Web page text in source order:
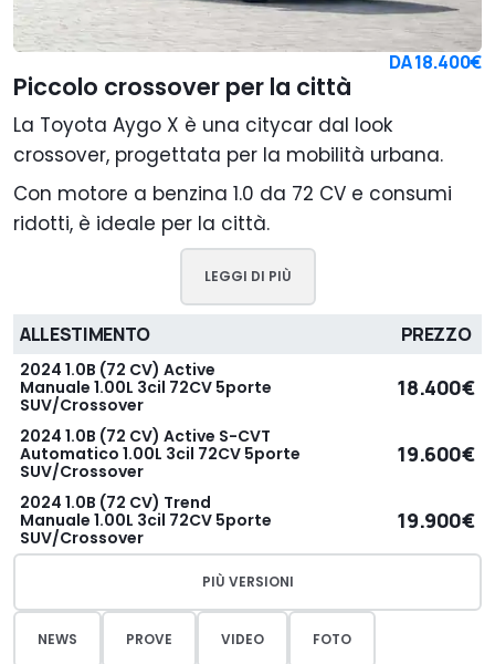
DA18.400€
Piccolo crossover per la città
La Toyota Aygo X è una citycar dal look
crossover, progettata per la mobilità urbana.
Con motore a benzina 1.0 da 72 CV e consumi
ridotti, è ideale per la città.
LEGGI DI PIÙ
ALLESTIMENTO PREZZO
2024 1.0B (72 CV) Active
Manuale 1.00L 3cil 72CV 5porte
SUV/Crossover
18.400€
2024 1.0B (72 CV) Active S-CVT
Automatico 1.00L 3cil 72CV 5porte
SUV/Crossover
19.600€
2024 1.0B (72 CV) Trend
Manuale 1.00L 3cil 72CV 5porte
SUV/Crossover
19.900€
PIÙ VERSIONI
NEWS PROVE VIDEO FOTO